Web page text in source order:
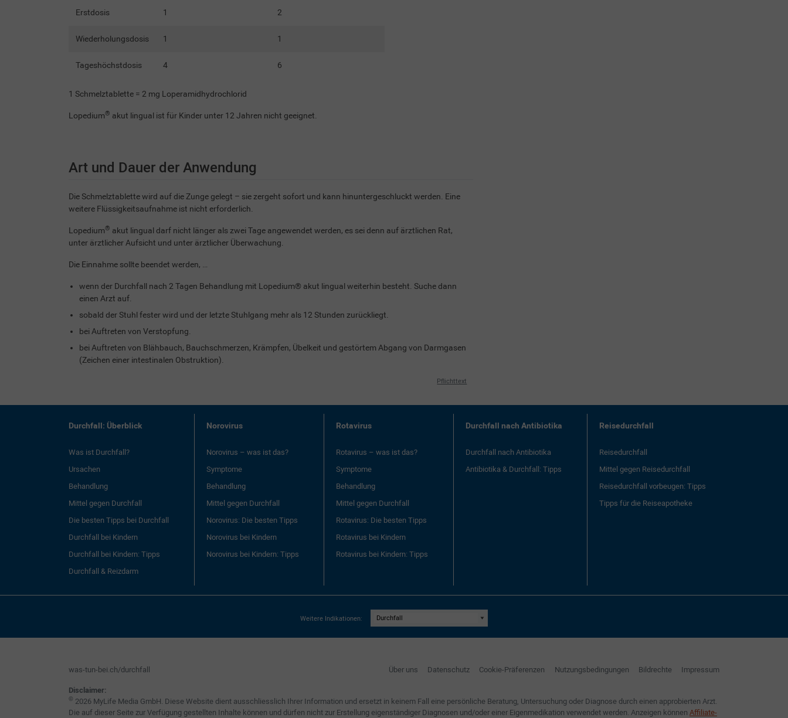
Erstdosis 1 2
Wiederholungsdosis 1 1
Tageshöchstdosis 4 6
1 Schmelztablette = 2 mg Loperamidhydrochlorid
Lopedium® akut lingual ist für Kinder unter 12 Jahren nicht geeignet.
Art und Dauer der Anwendung
Die Schmelztablette wird auf die Zunge gelegt – sie zergeht sofort und kann hinuntergeschluckt werden. Eine
weitere Flüssigkeitsaufnahme ist nicht erforderlich.
Lopedium® akut lingual darf nicht länger als zwei Tage angewendet werden, es sei denn auf ärztlichen Rat,
unter ärztlicher Aufsicht und unter ärztlicher Überwachung.
Die Einnahme sollte beendet werden, …
wenn der Durchfall nach 2 Tagen Behandlung mit Lopedium® akut lingual weiterhin besteht. Suche dann
einen Arzt auf.
sobald der Stuhl fester wird und der letzte Stuhlgang mehr als 12 Stunden zurückliegt.
bei Auftreten von Verstopfung.
bei Auftreten von Blähbauch, Bauchschmerzen, Krämpfen, Übelkeit und gestörtem Abgang von Darmgasen
(Zeichen einer intestinalen Obstruktion).
Pflichttext
Durchfall: Überblick
Was ist Durchfall?
Ursachen
Behandlung
Mittel gegen Durchfall
Die besten Tipps bei Durchfall
Durchfall bei Kindern
Durchfall bei Kindern: Tipps
Durchfall & Reizdarm
Norovirus
Norovirus – was ist das?
Symptome
Behandlung
Mittel gegen Durchfall
Norovirus: Die besten Tipps
Norovirus bei Kindern
Norovirus bei Kindern: Tipps
Rotavirus
Rotavirus – was ist das?
Symptome
Behandlung
Mittel gegen Durchfall
Rotavirus: Die besten Tipps
Rotavirus bei Kindern
Rotavirus bei Kindern: Tipps
Durchfall nach Antibiotika
Durchfall nach Antibiotika
Antibiotika & Durchfall: Tipps
Reisedurchfall
Reisedurchfall
Mittel gegen Reisedurchfall
Reisedurchfall vorbeugen: Tipps
Tipps für die Reiseapotheke
Weitere Indikationen:
was-tun-bei.ch/durchfall Über uns Datenschutz Cookie-Präferenzen Nutzungsbedingungen Bildrechte Impressum
Disclaimer:
© 2026 MyLife Media GmbH. Diese Website dient ausschliesslich Ihrer Information und ersetzt in keinem Fall eine persönliche Beratung, Untersuchung oder Diagnose durch einen approbierten Arzt.
Die auf dieser Seite zur Verfügung gestellten Inhalte können und dürfen nicht zur Erstellung eigenständiger Diagnosen und/oder einer Eigenmedikation verwendet werden. Anzeigen können Affiliate-